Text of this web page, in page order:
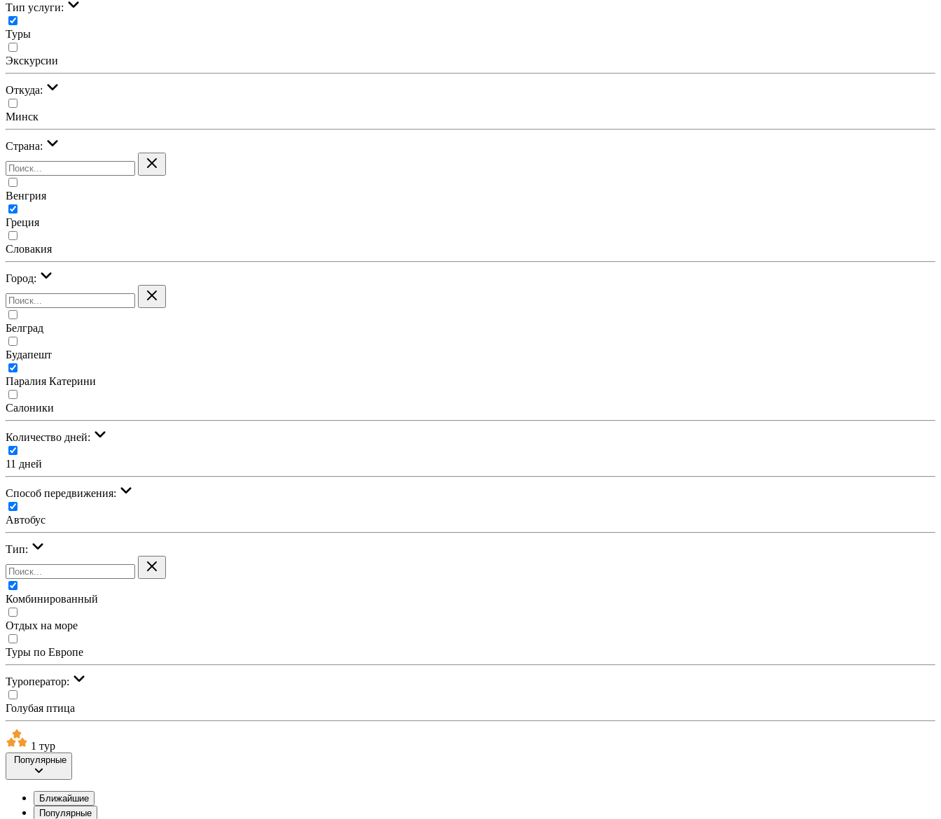
Тип услуги:
Туры
Экскурсии
Откуда:
Минск
Страна:
Венгрия
Греция
Словакия
Город:
Белград
Будапешт
Паралия Катерини
Салоники
Количество дней:
11 дней
Cпособ передвижения:
Автобус
Тип:
Комбинированный
Отдых на море
Туры по Европе
Туроператор:
Голубая птица
1 тур
Популярные
Ближайшие
Популярные